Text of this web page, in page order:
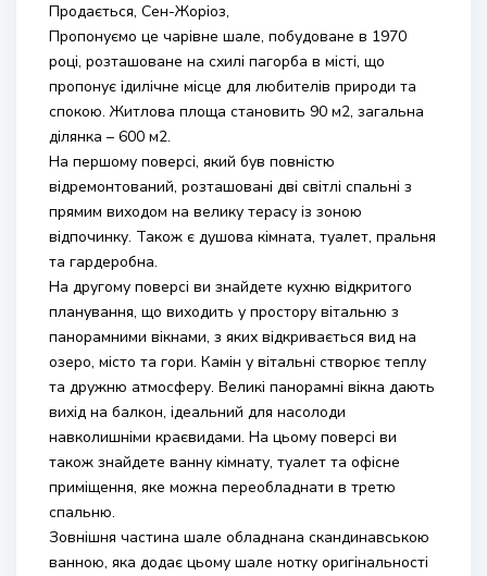
Продається, Сен-Жоріоз,
Пропонуємо це чарівне шале, побудоване в 1970
році, розташоване на схилі пагорба в місті, що
пропонує ідилічне місце для любителів природи та
спокою. Житлова площа становить 90 м2, загальна
ділянка – 600 м2.
На першому поверсі, який був повністю
відремонтований, розташовані дві світлі спальні з
прямим виходом на велику терасу із зоною
відпочинку. Також є душова кімната, туалет, пральня
та гардеробна.
На другому поверсі ви знайдете кухню відкритого
планування, що виходить у простору вітальню з
панорамними вікнами, з яких відкривається вид на
озеро, місто та гори. Камін у вітальні створює теплу
та дружню атмосферу. Великі панорамні вікна дають
вихід на балкон, ідеальний для насолоди
навколишніми краєвидами. На цьому поверсі ви
також знайдете ванну кімнату, туалет та офісне
приміщення, яке можна переобладнати в третю
спальню.
Зовнішня частина шале обладнана скандинавською
ванною, яка додає цьому шале нотку оригінальності